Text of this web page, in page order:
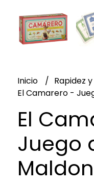
Inicio
Rapidez
El Camarero -
El
Juego
Maldon